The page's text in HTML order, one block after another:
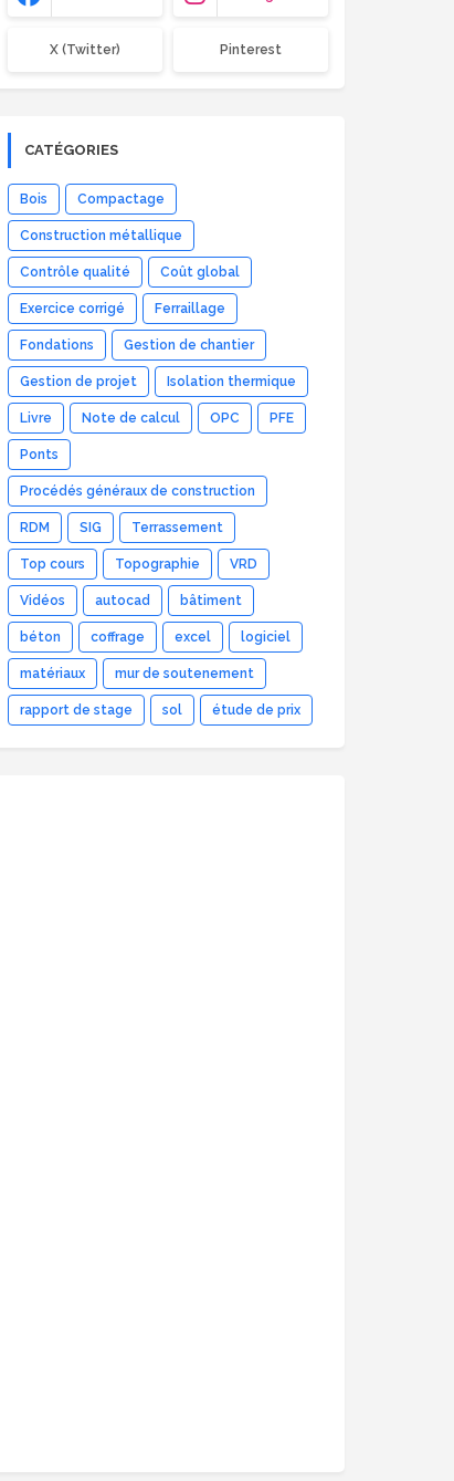
X (Twitter) Pinterest
CATÉGORIES
Bois Compactage
Construction métallique
Contrôle qualité Coût global
Exercice corrigé Ferraillage
Fondations Gestion de chantier
Gestion de projet Isolation thermique
Livre Note de calcul OPC PFE
Ponts
Procédés généraux de construction
RDM SIG Terrassement
Top cours Topographie VRD
Vidéos autocad bâtiment
béton coffrage excel logiciel
matériaux mur de soutenement
rapport de stage sol étude de prix